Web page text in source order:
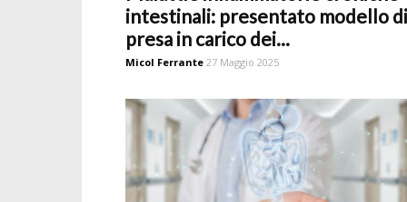
intestinali: presentato modello di
presa in carico dei...
Micol Ferrante 27 Maggio 2025